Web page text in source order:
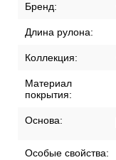
Бренд:
Длина рулона:
Коллекция:
Материал
покрытия:
Основа:
Особые свойства: